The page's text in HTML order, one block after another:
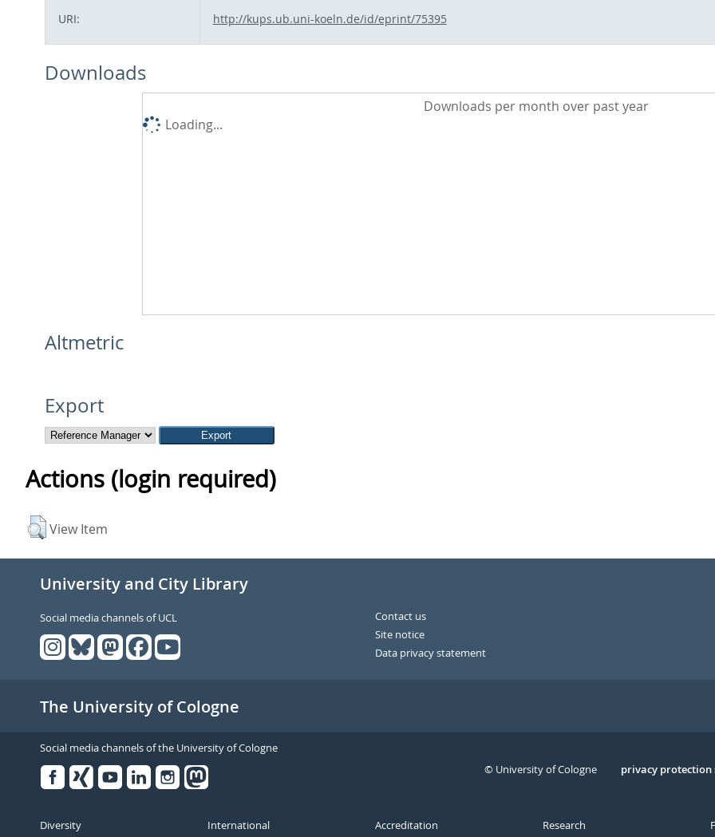
URI: http://kups.ub.uni-koeln.de/id/eprint/75395
Downloads
Downloads per month over past year
Loading...
Altmetric
Export
Actions (login required)
View Item
University and City Library
Social media channels of UCL
Contact us
Site notice
Data privacy statement
The University of Cologne
Social media channels of the University of Cologne
Serivce
privacy protection
© University of Cologne
Diversity International Accreditation Research